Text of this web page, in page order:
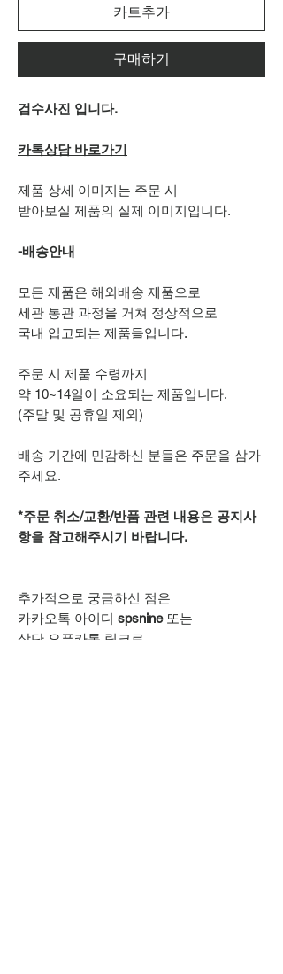
카트추가
구매하기
검수사진 입니다.
카톡상담 바로가기
제품 상세 이미지는 주문 시
받아보실 제품의 실제 이미지입니다.
-배송안내
모든 제품은 해외배송 제품으로
세관 통관 과정을 거쳐 정상적으로
국내 입고되는 제품들입니다.
주문 시 제품 수령까지
약 10~14일이 소요되는 제품입니다.
(주말 및 공휴일 제외)
배송 기간에 민감하신 분들은 주문을 삼가
주세요.
*주문 취소/교환/반품 관련 내용은 공지사
항을 참고해주시기 바랍니다.
추가적으로 궁금하신 점은
카카오톡 아이디 spsnine또는
상단 오픈카톡 링크로